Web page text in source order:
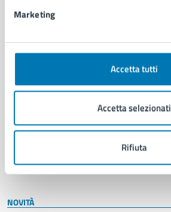
Marketing
Accetta tutti
Accetta selezionati
Rifiuta
Ambiente
Educazione e formazione
Giustizia e sicurezza pubblica
Salute, benessere e assistenza
Vita lavorativa
NOVITÀ